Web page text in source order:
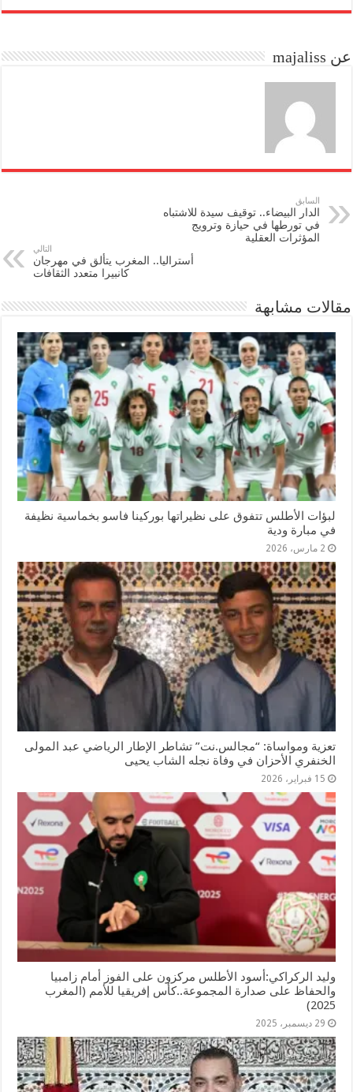
bo
to
n
ail
re
عن majaliss
السابق
الدار البيضاء.. توقيف سيدة للاشتباه
في تورطها في حيازة وترويج
المؤثرات العقلية
التالي
أستراليا.. المغرب يتألق في مهرجان
كانبيرا متعدد الثقافات
مقالات مشابهة
لبؤات الأطلس تتفوق على نظيراتها بوركينا فاسو بخماسية نظيفة
في مبارة ودية
2 مارس، 2026
تعزية ومواساة: “مجالس.نت” تشاطر الإطار الرياضي عبد المولى
الخنفري الأحزان في وفاة نجله الشاب يحيى
15 فبراير، 2026
وليد الركراكي:أسود الأطلس مركزون على الفوز أمام زامبيا
والحفاظ على صدارة المجموعة..كأس إفريقيا للأمم (المغرب
2025)
29 ديسمبر، 2025